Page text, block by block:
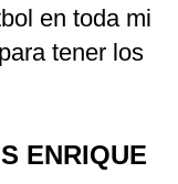
en toda mi
tener los
ENRIQUE